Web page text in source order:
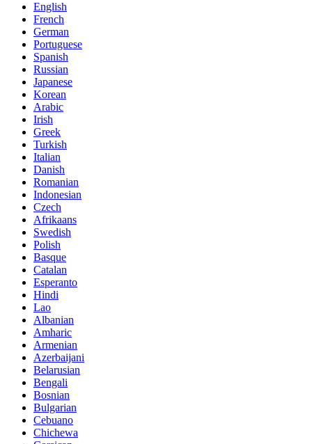
English
French
German
Portuguese
Spanish
Russian
Japanese
Korean
Arabic
Irish
Greek
Turkish
Italian
Danish
Romanian
Indonesian
Czech
Afrikaans
Swedish
Polish
Basque
Catalan
Esperanto
Hindi
Lao
Albanian
Amharic
Armenian
Azerbaijani
Belarusian
Bengali
Bosnian
Bulgarian
Cebuano
Chichewa